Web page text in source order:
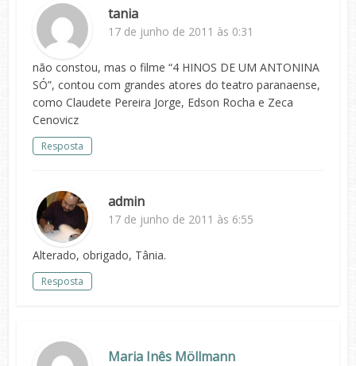
tania
17 de junho de 2011 às 0:31
não constou, mas o filme “4 HINOS DE UM ANTONINA
SÓ”, contou com grandes atores do teatro paranaense,
como Claudete Pereira Jorge, Edson Rocha e Zeca
Cenovicz
Resposta
admin
17 de junho de 2011 às 6:55
Alterado, obrigado, Tânia.
Resposta
Maria Inês Möllmann